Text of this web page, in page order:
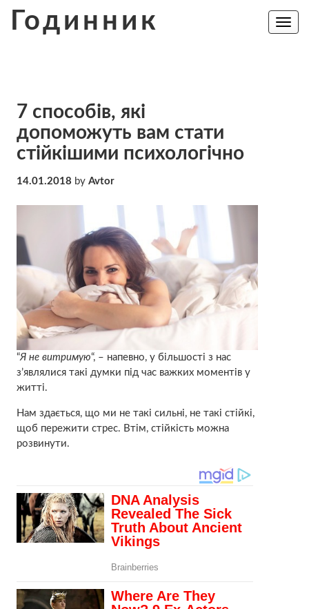
Годинник
Toggle
7 способів, які
допоможуть вам стати
стійкішими психологічно
14.01.2018 by Avtor
“Я не витримую“, – напевно, у більшості з нас
з’являлися такі думки під час важких моментів у
житті.
Нам здається, що ми не такі сильні, не такі стійкі,
щоб пережити стрес. Втім, стійкість можна
розвинути.